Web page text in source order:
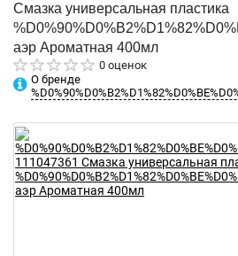
Смазка универсальная пластика
аэр Ароматная 400мл
0 оценок
О бренде